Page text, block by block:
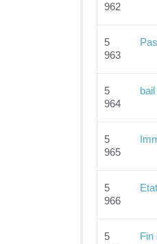
962
5
963
5
964
5
965
5
966
5
Fin